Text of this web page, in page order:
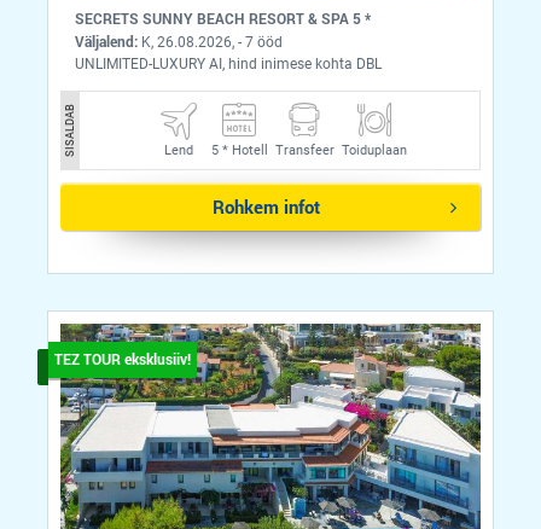
SECRETS SUNNY BEACH RESORT & SPA 5 *
Väljalend: K, 26.08.2026, - 7 ööd
UNLIMITED-LUXURY AI, hind inimese kohta DBL
SISALDAB Lend 5 *Hotell Transfeer Toiduplaan
Rohkem infot
TEZ TOUR eksklusiiv!